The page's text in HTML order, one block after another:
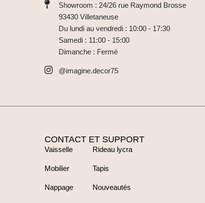
Showroom : 24/26 rue Raymond Brosse
93430 Villetaneuse
Du lundi au vendredi : 10:00 - 17:30
Samedi : 11:00 - 15:00
Dimanche : Fermé
@imagine.decor75
CONTACT ET SUPPORT
Vaisselle
Mobilier
Nappage
Rideau lycra
Tapis
Nouveautés